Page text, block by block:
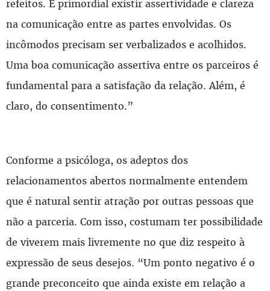
refeitos. É primordial existir assertividade e clareza
na comunicação entre as partes envolvidas. Os
incômodos precisam ser verbalizados e acolhidos.
Uma boa comunicação assertiva entre os parceiros é
fundamental para a satisfação da relação. Além, é
claro, do consentimento.”
Conforme a psicóloga, os adeptos dos
relacionamentos abertos normalmente entendem
que é natural sentir atração por outras pessoas que
não a parceria. Com isso, costumam ter possibilidade
de viverem mais livremente no que diz respeito à
expressão de seus desejos. “Um ponto negativo é o
grande preconceito que ainda existe em relação a